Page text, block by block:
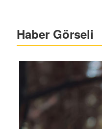
Haber Görseli